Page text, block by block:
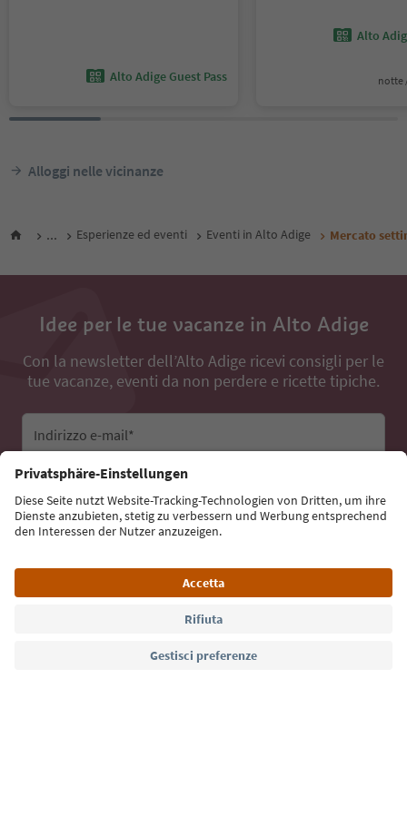
Alto Adige Guest Pass
Alto
notte
Alloggi nelle vicinanze
... Esperienze ed eventi Eventi in Alto Adige Mercato
Idee per le tue vacanze in Alto Adige
Con la newsletter dell’Alto Adige ricevi consigli per le
tue vacanze, eventi da non perdere e ricette tipiche.
Indirizzo e-mail*
Iscriviti alla newsletter